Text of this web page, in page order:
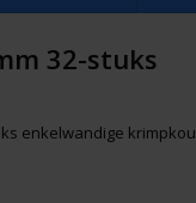
32-stuks
enkelwandige